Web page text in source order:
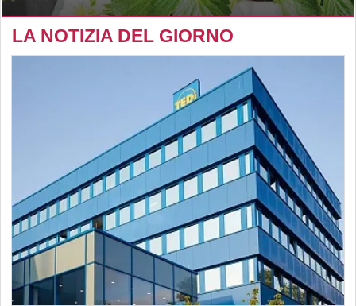
LA NOTIZIA DEL GIORNO